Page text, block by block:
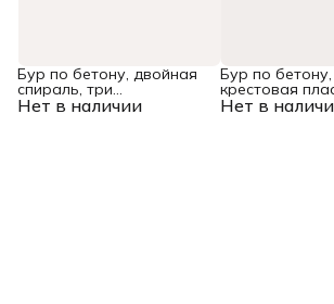
Нет в наличии
Бур по бетону, двойная
спираль, три
пылеотводящие кромки, Нет в
Бур по
крестовая
12x315 мм, SDS